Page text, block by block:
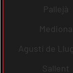
Pallejà
Mediona
Agustí de
Sallent